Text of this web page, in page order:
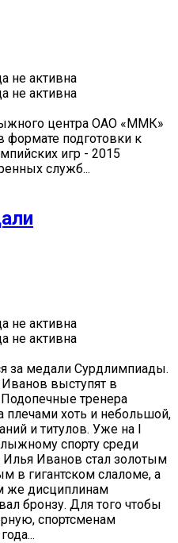
центра ОАО «ММК»
формате подготовки к
игр - 2015
служб...
за медали Сурдлимпиады.
выступят в
тренера
хоть и небольшой,
и титулов. Уже на I
спорту среди
Иванов стал золотым
в гигантском слаломе, а
же дисциплинам
бронзу. Для того чтобы
спортсменам